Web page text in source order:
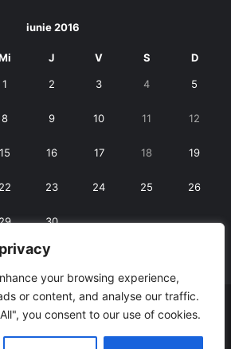
your browsing experience,
or content, and analyse our traffic.
you consent to our use of cookies.
iunie 2016
J V S D
1 2 3 4 5
8 9 10 11 12
15 16 17 18 19
22 23 24 25 26
30
All Rights Reserved | RexNet